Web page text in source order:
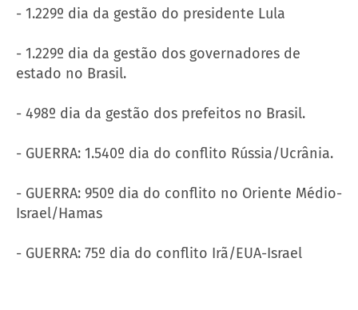
- 1.229º dia da gestão do presidente Lula
- 1.229º dia da gestão dos governadores de
estado no Brasil.
- 498º dia da gestão dos prefeitos no Brasil.
- GUERRA: 1.540º dia do conflito Rússia/Ucrânia.
- GUERRA: 950º dia do conflito no Oriente Médio-
Israel/Hamas
- GUERRA: 75º dia do conflito Irã/EUA-Israel